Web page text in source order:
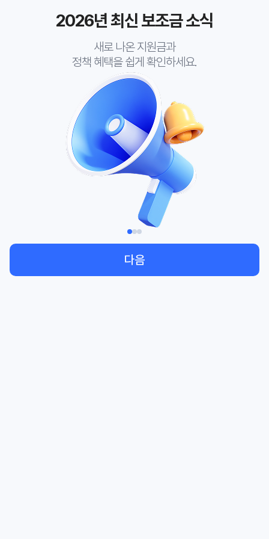
2026년 최신 보조금 소식
새로 나온 지원금과
정책 혜택을 쉽게 확인하세요.
다음